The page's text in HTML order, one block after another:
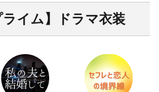
ライム】ドラマ衣装